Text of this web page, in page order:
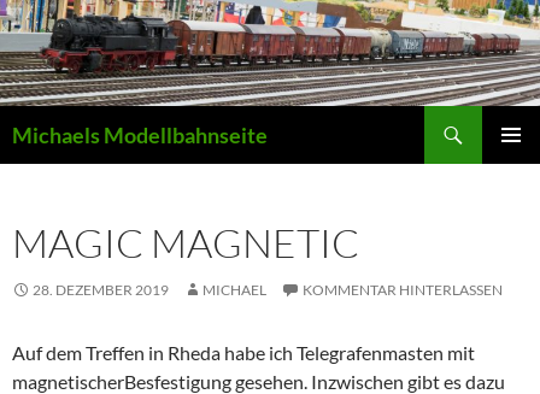
Zum
Inhalt
springen
Michaels Modellbahnseite
MAGIC MAGNETIC
28. DEZEMBER 2019 MICHAEL KOMMENTAR HINTERLASSEN
Auf dem Treffen in Rheda habe ich Telegrafenmasten mit
magnetischerBesfestigung gesehen. Inzwischen gibt es dazu